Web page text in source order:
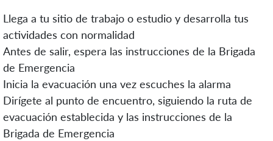
Llega a tu sitio de trabajo o estudio y desarrolla tus
actividades con normalidad
Antes de salir, espera las instrucciones de la Brigada
de Emergencia
Inicia la evacuación una vez escuches la alarma
Dirígete al punto de encuentro, siguiendo la ruta de
evacuación establecida y las instrucciones de la
Brigada de Emergencia